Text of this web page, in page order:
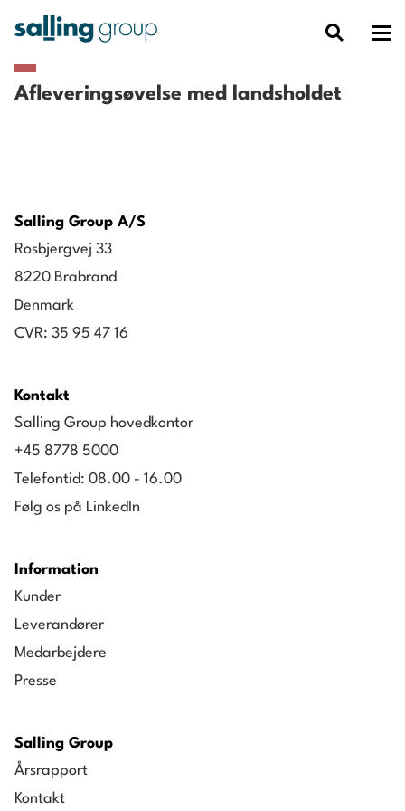
Afleveringsøvelse med landsholdet
Salling Group A/S
Rosbjergvej 33
8220 Brabrand
Denmark
CVR: 35 95 47 16
Kontakt
Salling Group hovedkontor
+45 8778 5000
Telefontid: 08.00 - 16.00
Følg os på LinkedIn
Information
Kunder
Leverandører
Medarbejdere
Presse
Salling Group
Årsrapport
Kontakt